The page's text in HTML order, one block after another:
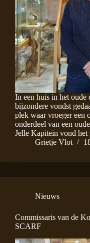
In een huis in het oude
bijzondere vondst
plek waar vroeger een
onderdeel van een
Jelle Kapitein vond
Grietje Vlot
Nieuws
Commissaris van de
SCARF